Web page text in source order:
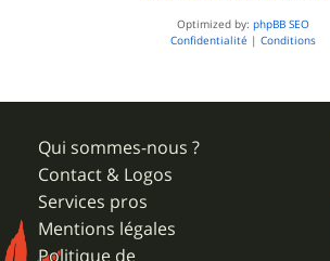
Optimized by: phpBB SEO
Confidentialité | Conditions
Qui sommes-nous ?
Contact & Logos
Services pros
Mentions légales
Politique de